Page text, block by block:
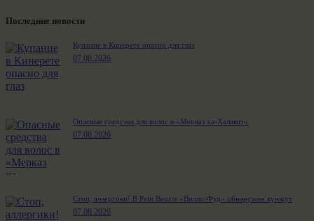
Последние новости
Купание в Кинерете опасно для глаз
07.08.2026
Опасные средства для волос в «Мерказ ха-Халакот»
07.08.2026
Стоп, аллергики! В Petit Beurre «Вилли-Фуд» обнаружен кунжут
07.08.2026